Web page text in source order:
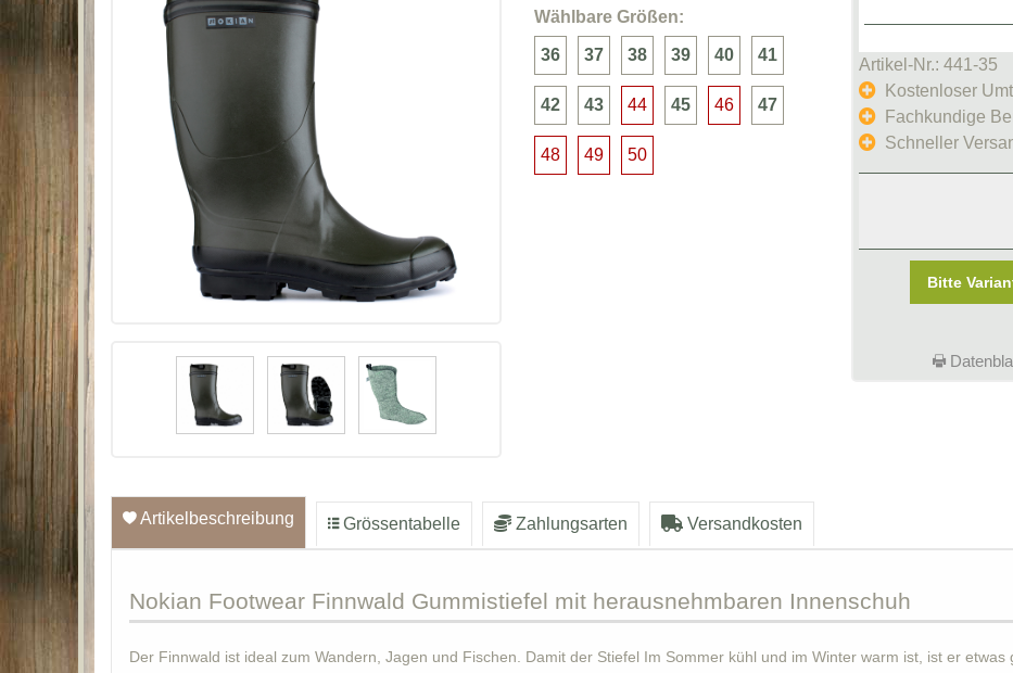
Wählbare Größen:
36 37 38 39 40 41
42 43 44 45 46 47
48 49 50
Artikel-Nr.: 441-35
Kostenloser
Fachkundige
Schneller
Bitte
Artikelbeschreibung Grössentabelle Zahlungsarten Versandkosten
Nokian Footwear Finnwald Gummistiefel mit herausnehmbaren Innenschuh
Der Finnwald ist ideal zum Wandern, Jagen und Fischen. Damit der Stiefel Im Sommer kühl und im Winter warm ist, ist er